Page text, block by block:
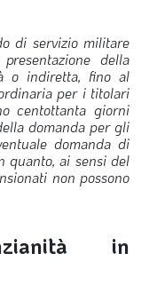
expand_more
di servizio militare
della
o indiretta, fino al
per i titolari
centottanta giorni
domanda per gli
domanda di
quanto, ai sensi del
non possono
in